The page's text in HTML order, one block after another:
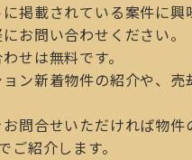
掲載されている案件に興
お問い合わせください。
せは無料です。
ン新着物件の紹介や、売
問合せいただければ物件
ご紹介します。